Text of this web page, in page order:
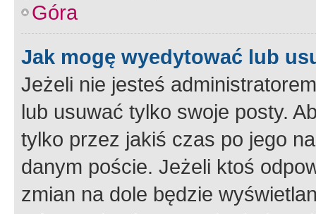
Góra
Jak mogę wyedytować lub
Jeżeli nie jesteś
lub usuwać tylko swoje posty.
tylko przez jakiś czas po jego
danym poście. Jeżeli ktoś
zmian na dole będzie